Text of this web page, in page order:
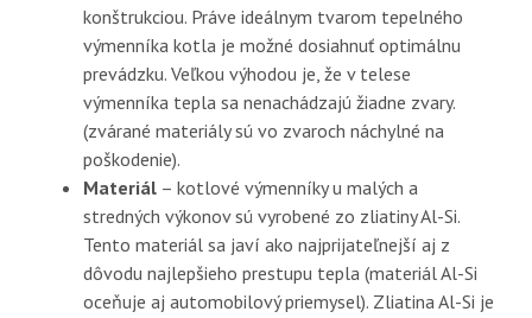
konštrukciou. Práve ideálnym tvarom tepelného
výmenníka kotla je možné dosiahnuť optimálnu
prevádzku. Veľkou výhodou je, že v telese
výmenníka tepla sa nenachádzajú žiadne zvary.
(zvárané materiály sú vo zvaroch náchylné na
poškodenie).
Materiál– kotlové výmenníky u malých a
stredných výkonov sú vyrobené zo zliatiny Al-Si.
Tento materiál sa javí ako najprijateľnejší aj z
dôvodu najlepšieho prestupu tepla (materiál Al-Si
oceňuje aj automobilový priemysel). Zliatina Al-Si je